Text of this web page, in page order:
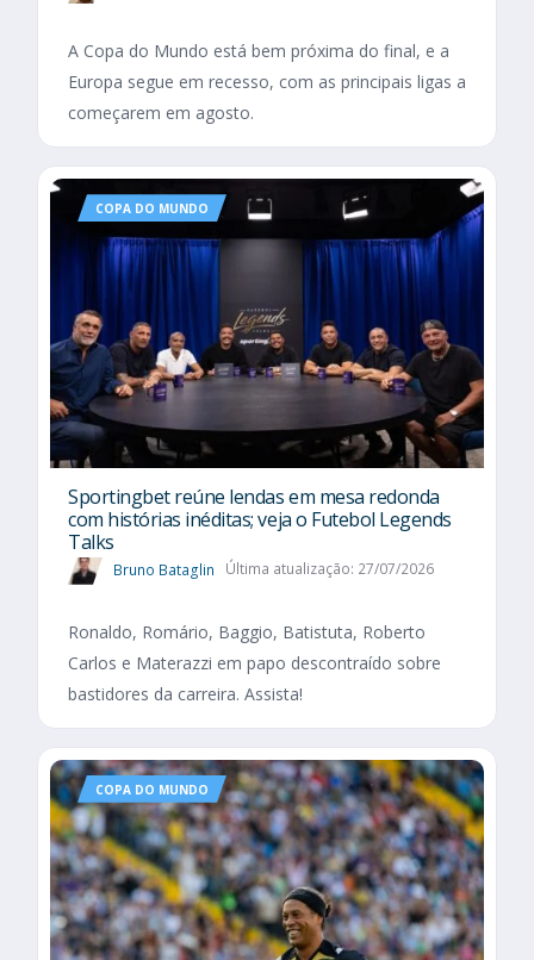
A Copa do Mundo está bem próxima do final, e a
Europa segue em recesso, com as principais ligas a
começarem em agosto.
COPA DO MUNDO
Sportingbet reúne lendas em mesa redonda
com histórias inéditas; veja o Futebol Legends
Talks
Bruno Bataglin Última atualização: 27/07/2026
Ronaldo, Romário, Baggio, Batistuta, Roberto
Carlos e Materazzi em papo descontraído sobre
bastidores da carreira. Assista!
COPA DO MUNDO